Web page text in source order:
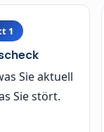
1
Sie aktuell
Sie stört.